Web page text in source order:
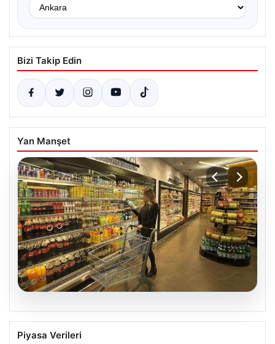
Bizi Takip Edin
Yan Manşet
05.08.2026
Enflasyon verileri ne zaman
açıklanacak? 2026 TÜİK mart ayı
Piyasa Verileri